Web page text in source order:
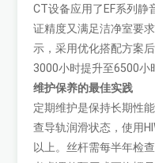
CT设备应用了EF系列静
证精度又满足洁净室要
示，采用优化搭配方案
3000小时提升至6500小
维护保养的最佳实践
定期维护是保持长期性
查导轨润滑状态，使用
以上。丝杆需每半年检